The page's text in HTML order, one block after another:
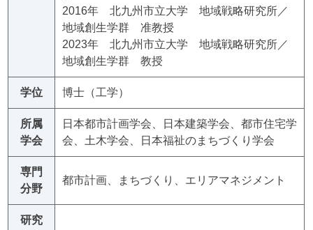
2016年 北九州市立大学 地域戦略研究所／
地域創生学群 准教授
2023年 北九州市立大学 地域戦略研究所／
地域創生学群 教授
学位 博士（工学）
所属
学会
日本都市計画学会、日本建築学会、都市住宅学
会、土木学会、日本福祉のまちづくり学会
専門
分野
都市計画、まちづくり、エリアマネジメント
研究